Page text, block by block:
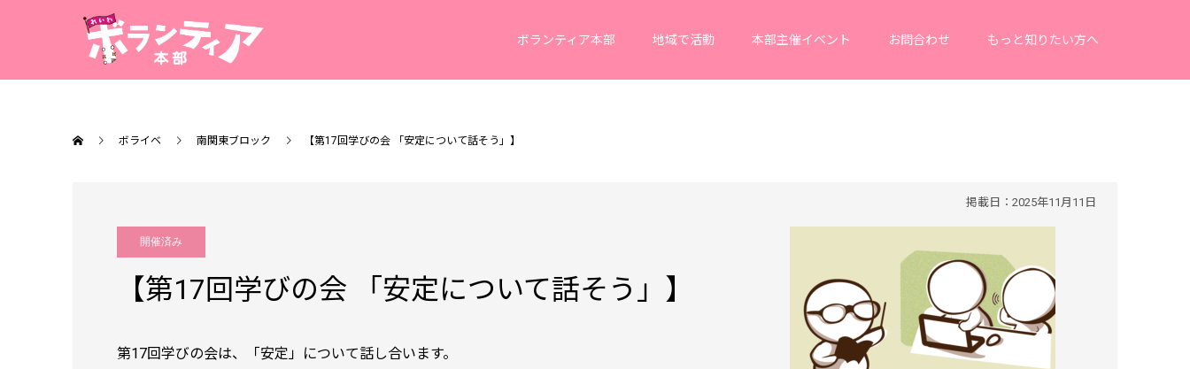
ボランティア本部 地域で活動 本部主催イベント お問合わせ もっと知りたい方へ
ボライベ 南関東ブロック 【第17回学びの会 「安定について話そう」】
掲載日：2025年11月11日
開催済み
【第17回学びの会 「安定について話そう」】
第17回学びの会は、「安定」について話し合います。